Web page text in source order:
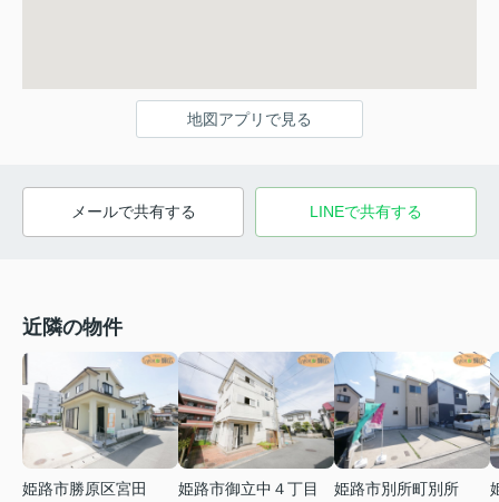
地図アプリで見る
メールで共有する LINEで共有する
近隣の物件
姫路市勝原区宮田
姫路市御立中４丁目
姫路市別所町別所